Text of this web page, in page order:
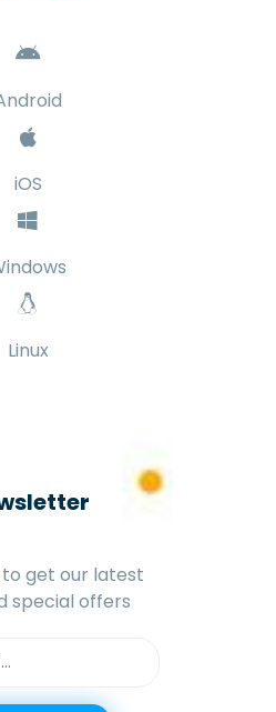
iOS
Linux
get our latest
special offers